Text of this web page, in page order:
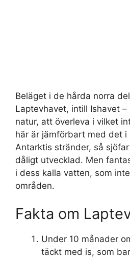
Beläget i de hårda norra
Laptevhavet, intill Ishavet –
natur, att överleva i vilket
här är jämförbart med det i
Antarktis stränder, så
dåligt utvecklad. Men
i dess kalla vatten, som
områden.
Fakta om
Under 10 månader
täckt med is, som